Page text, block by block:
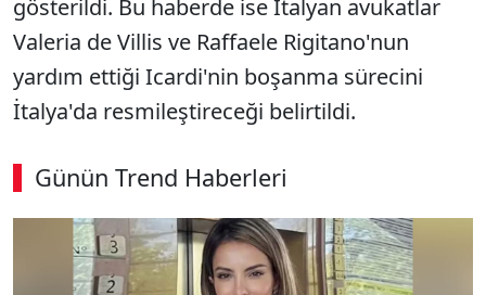
gösterildi. Bu haberde ise İtalyan avukatlar
Valeria de Villis ve Raffaele Rigitano'nun
yardım ettiği Icardi'nin boşanma sürecini
İtalya'da resmileştireceği belirtildi.
Günün Trend Haberleri